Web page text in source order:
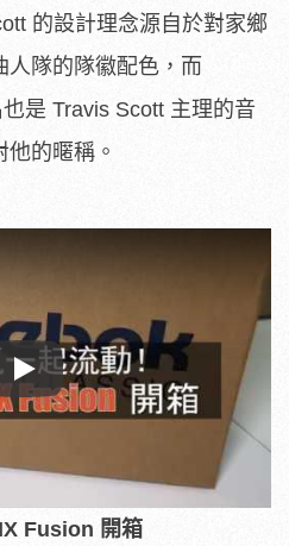
的設計理念源自於對家鄉
人隊的隊徽配色，而
是 Travis Scott 主理的音
的暱稱。
Play
Fusion 開箱